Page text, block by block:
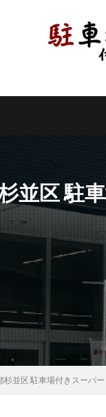
並区 駐
杉並区 駐車場付きスーパー
岐阜県 静岡県
鳥取
県